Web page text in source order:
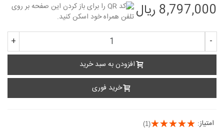
8,797,000 ریال
-
+
افزودن به سبد خرید
خرید فوری
امتیاز: (1)